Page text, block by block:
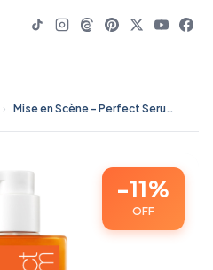
› Mise en Scène - Perfect Serum Condicionador 680ml - 11% OFF | Beauty
-11%
OFF